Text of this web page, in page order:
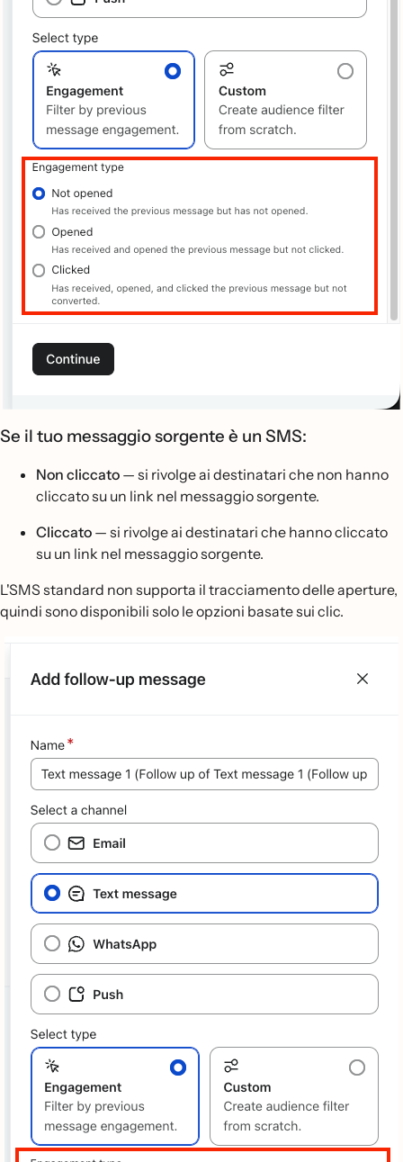
Se il tuo messaggio sorgente è un SMS:
Non cliccato — si rivolge ai destinatari che non hanno
cliccato su un link nel messaggio sorgente.
Cliccato — si rivolge ai destinatari che hanno cliccato
su un link nel messaggio sorgente.
L'SMS standard non supporta il tracciamento delle aperture,
quindi sono disponibili solo le opzioni basate sui clic.